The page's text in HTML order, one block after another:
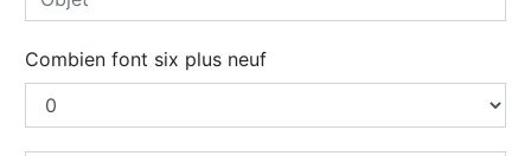
Combien font six plus neuf